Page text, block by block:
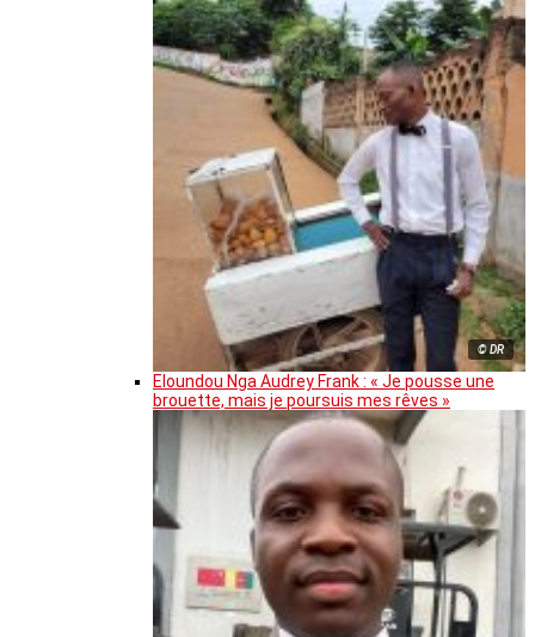
© DR
Eloundou Nga Audrey Frank : « Je pousse une
brouette, mais je poursuis mes rêves »